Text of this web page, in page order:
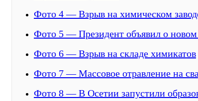
Фото 4 — Взрыв на химическом
Фото 5 — Президент объявил о новом
Фото 6 — Взрыв на складе химикатов
Фото 7 — Массовое отравление на
Фото 8 — В Осетии запустили